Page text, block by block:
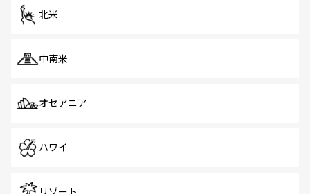
北米
中南米
オセアニア
ハワイ